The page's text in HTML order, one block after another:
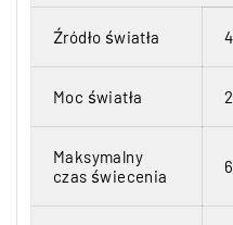
Źródło światła
Moc światła
Maksymalny
czas świecenia